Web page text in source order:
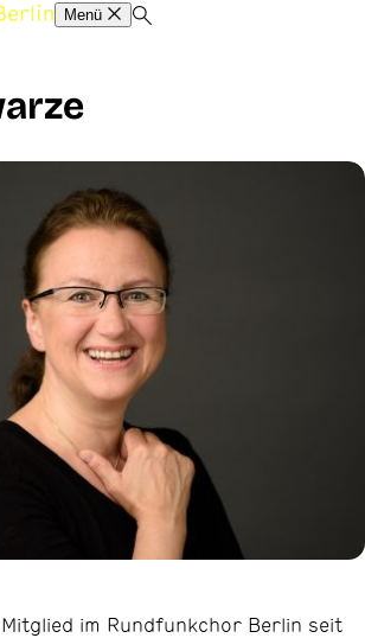
Menü
im Rundfunkchor Berlin seit